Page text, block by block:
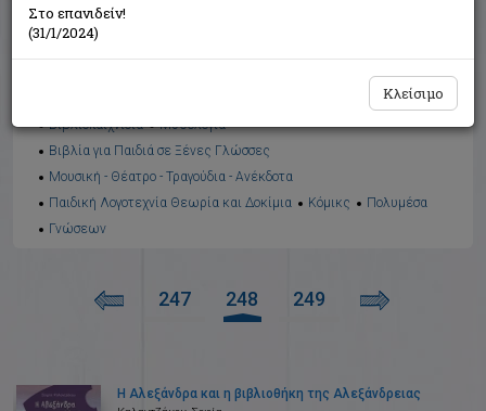
Διαθέσιμες υποκατηγορίες
Εορταστικά - Επετειακά
Ημερολόγια - Λευκώματα
Βιβλιοπαιχνίδια
Μυθολογία
Βιβλία για Παιδιά σε Ξένες Γλώσσες
Μουσική - Θέατρο - Τραγούδια - Ανέκδοτα
Παιδική Λογοτεχνία Θεωρία και Δοκίμια
Κόμικς
Πολυμέσα
Γνώσεων
247 248 249
Η Αλεξάνδρα και η βιβλιοθήκη της Αλεξάνδρειας
Στο επανιδείν!
(31/1/2024)
Κλείσιμο